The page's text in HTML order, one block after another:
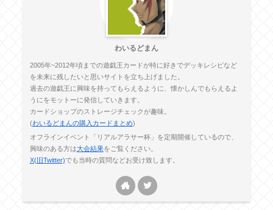
わいるどまん
2005年~2012年頃までの遊戯王カードが特に好きでデッキレシピなど
を未来に残したいと思いサイトを立ち上げました。
過去の遊戯王に興味を持ってもらえるように、懐かしんでもらえるよ
うにをモットーに発信していきます。
カードショップのストレージチェックが趣味。
(わいるどまんの購入カードまとめ)
オフラインイベント「リアルアラサー杯」を定期開催しているので、
興味のある方は大会結果をご覧ください。
X(旧Twitter)でも当時の質問などお受け致します。